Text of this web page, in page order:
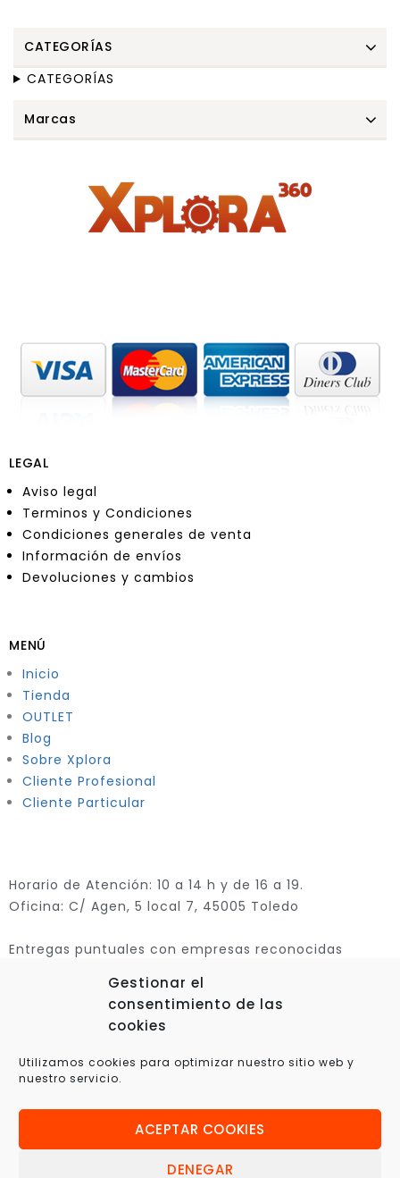
Gestionar el
consentimiento de las
cookies
Utilizamos cookies para optimizar nuestro sitio web y
nuestro servicio.
ACEPTAR COOKIES
DENEGAR
CATEGORÍAS
CATEGORÍAS
Marcas
LEGAL
Aviso legal
Terminos y Condiciones
Condiciones generales de venta
Información de envíos
Devoluciones y cambios
MENÚ
Inicio
Tienda
OUTLET
Blog
Sobre Xplora
Cliente Profesional
Cliente Particular
Horario de Atención: 10 a 14 h y de 16 a 19.
Oficina: C/ Agen, 5 local 7, 45005 Toledo
Entregas puntuales con empresas reconocidas
Tecnología